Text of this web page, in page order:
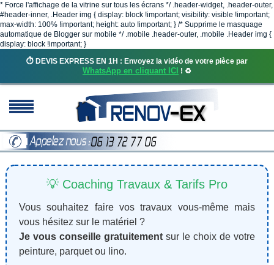
* Force l'affichage de la vitrine sur tous les écrans */ .header-widget, .header-outer,
#header-inner, .Header img { display: block !important; visibility: visible !important;
max-width: 100% !important; height: auto !important; } /* Supprime le masquage
automatique de Blogger sur mobile */ .mobile .header-outer, .mobile .Header img {
display: block !important; }
⏱️ DEVIS EXPRESS EN 1H : Envoyez la vidéo de votre pièce par
WhatsApp en cliquant ICI ! ♻️
💡 Coaching Travaux & Tarifs Pro
Vous souhaitez faire vos travaux vous-même mais
vous hésitez sur le matériel ?
Je vous conseille gratuitementsur le choix de votre
peinture, parquet ou lino.